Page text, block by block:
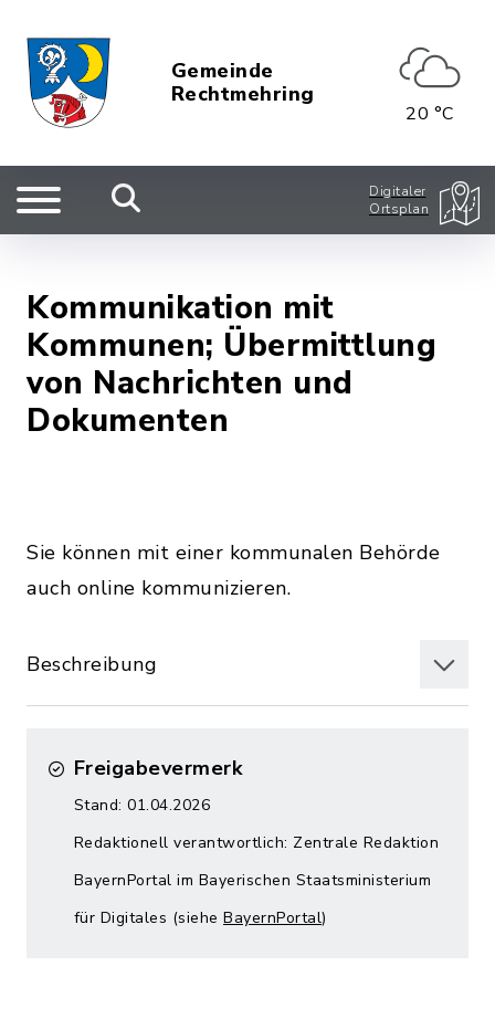
Gemeinde
Rechtmehring
20 °C
Digitaler
Ortsplan
Kommunikation mit
Kommunen; Übermittlung
von Nachrichten und
Dokumenten
Sie können mit einer kommunalen Behörde
auch online kommunizieren.
Beschreibung
Freigabevermerk
Stand: 01.04.2026
Redaktionell verantwortlich: Zentrale Redaktion
BayernPortal im Bayerischen Staatsministerium
für Digitales (siehe BayernPortal)